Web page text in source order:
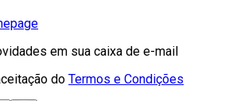
em sua caixa de e-mail
do Termos e Condições